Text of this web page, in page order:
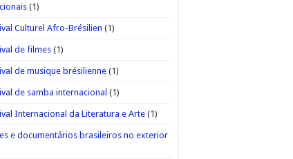
(1)
Culturel Afro-Brésilien (1)
de filmes(1)
de musique brésilienne(1)
de samba internacional (1)
Internacional da Literatura e Arte(1)
e documentários brasileiros no exterior